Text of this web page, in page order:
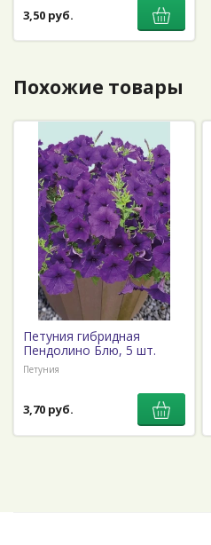
3,50 руб.
Похожие товары
Петуния гибридная
Пендолино Блю, 5 шт.
Петуния
3,70 руб.